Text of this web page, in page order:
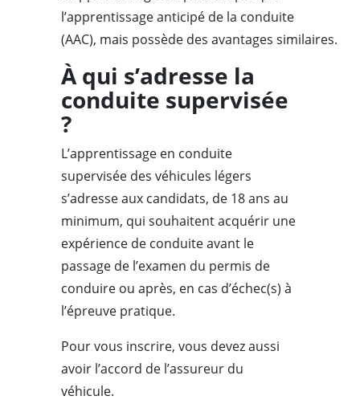
l’apprentissage anticipé de la conduite
(AAC), mais possède des avantages similaires.
À qui s’adresse la
conduite supervisée
?
L’apprentissage en conduite
supervisée des véhicules légers
s’adresse aux candidats, de 18 ans au
minimum, qui souhaitent acquérir une
expérience de conduite avant le
passage de l’examen du permis de
conduire ou après, en cas d’échec(s) à
l’épreuve pratique.
Pour vous inscrire, vous devez aussi
avoir l’accord de l’assureur du
véhicule.